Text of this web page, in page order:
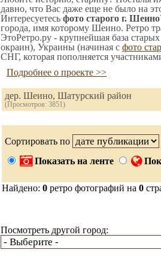
давно, что Вас даже еще не было на
Интересуетесь фото старого г. Шеино
города, имя которому Шеино. Ретро
ЭтоРетро.ру - крупнейшая база
окраин), Украины (начиная с фото
СНГ, которая пополняется
Подробнее о проекте >>
дер. Шеино, Шатурский район
(Просмотров: 3851)
Сортировать по
Показать на ленте
Найдено: 0 ретро фотографий на 0
Посмотреть другой город: